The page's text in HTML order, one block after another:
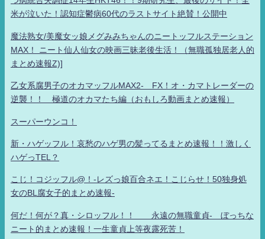
米が泣いた！認知症鬱病60代のラストサイト絶賛！公開中
魔法熟女/美魔女ッ娘メグみみちゃんのニートッフルステーション
MAX！ ニート仙人仙女の映画三昧老後生活！（無職孤独居老人的
まとめ速報Z)]
乙女系腐男子のオカマッフルMAX2- FX！オ・カマトレーダーの
逆襲！！ 極道のオカマたち編（おもしろ動画まとめ速報）
スーパーウンコ！
新・ハゲッフル！哀愁のハゲ男の髪ってるまとめ速報！！激しく
ハゲっTEL？
こじ！コジッフル@！-レズっ娘百合ネエ！こじらせ！50独身処
女のBL腐女子的まとめ速報-
何だ！何が？真・シロッフル！！ 永遠の無職童貞- ぼっちな
ニート的まとめ速報！一生童貞上等夜露死苦！